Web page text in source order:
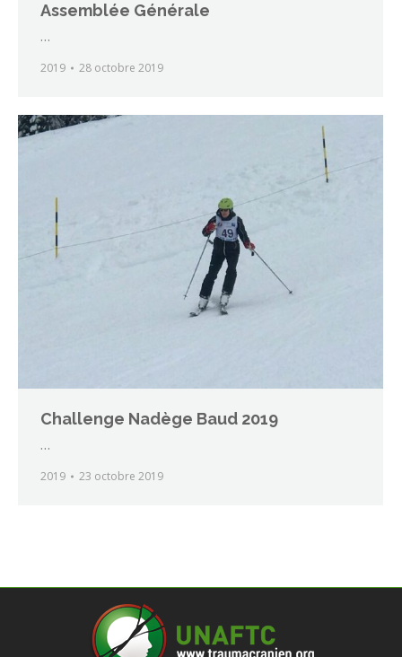
Assemblée Générale
…
2019 28 octobre 2019
Challenge Nadège Baud 2019
…
2019 23 octobre 2019